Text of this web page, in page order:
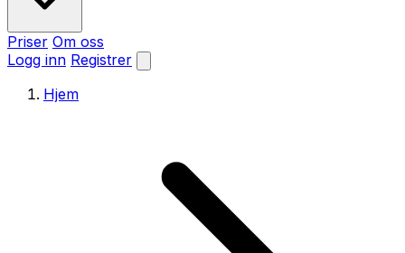
Priser Om oss
Logg inn Registrer
Hjem